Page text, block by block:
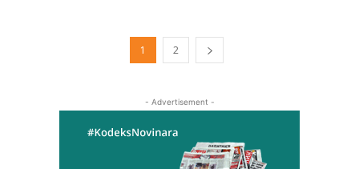
1 2
- Advertisement -